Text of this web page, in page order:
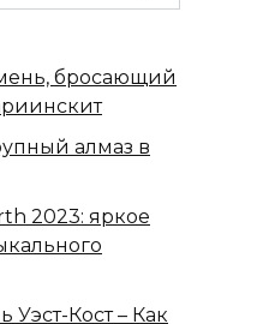
бросающий
алмаз в
2023: яркое
Уэст-Кост – Как